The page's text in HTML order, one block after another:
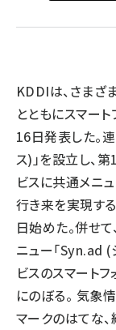
KDDIは、さまざ
とともにスマー
16日発表した。
ス)」を設立し、
ビスに共通メニ
行き来を実現す
日始めた。併せ
ニュー「Syn.ad (
ビスのスマート
にのぼる。 気象
マークのはてな